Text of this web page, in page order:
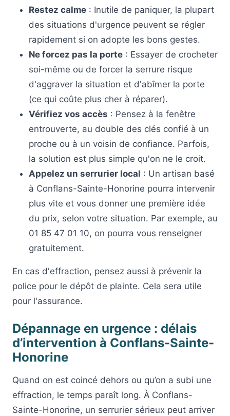
Restez calme : Inutile de paniquer, la plupart
des situations d'urgence peuvent se régler
rapidement si on adopte les bons gestes.
Ne forcez pas la porte : Essayer de crocheter
soi-même ou de forcer la serrure risque
d'aggraver la situation et d'abîmer la porte
(ce qui coûte plus cher à réparer).
Vérifiez vos accès : Pensez à la fenêtre
entrouverte, au double des clés confié à un
proche ou à un voisin de confiance. Parfois,
la solution est plus simple qu'on ne le croit.
Appelez un serrurier local : Un artisan basé
à Conflans-Sainte-Honorine pourra intervenir
plus vite et vous donner une première idée
du prix, selon votre situation. Par exemple, au
01 85 47 01 10, on pourra vous renseigner
gratuitement.
En cas d'effraction, pensez aussi à prévenir la
police pour le dépôt de plainte. Cela sera utile
pour l'assurance.
Dépannage en urgence : délais
d’intervention à Conflans-Sainte-
Honorine
Quand on est coincé dehors ou qu’on a subi une
effraction, le temps paraît long. À Conflans-
Sainte-Honorine, un serrurier sérieux peut arriver